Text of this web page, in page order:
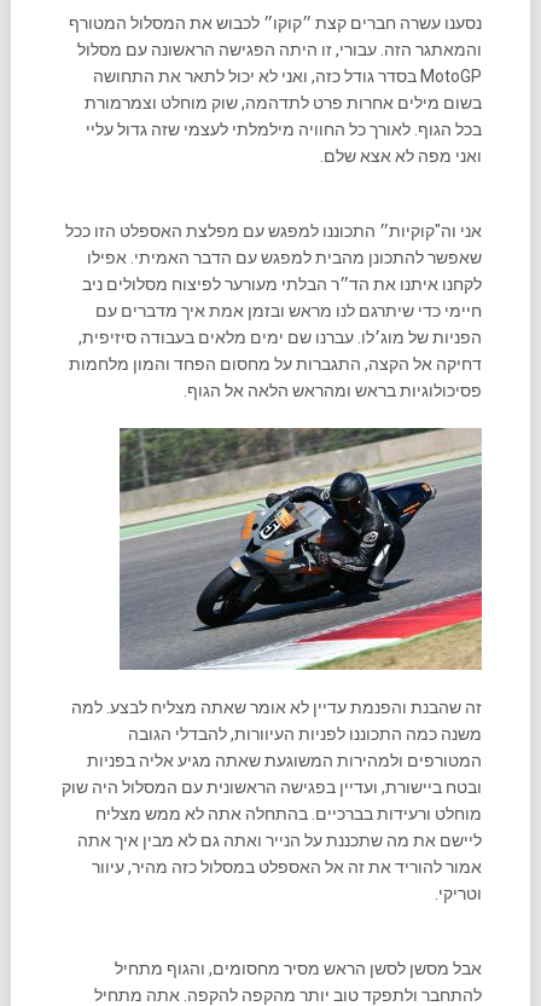
נסענו עשרה חברים קצת ״קוקו״ לכבוש את המסלול המטורף
והמאתגר הזה. עבורי, זו היתה הפגישה הראשונה עם מסלול
MotoGP בסדר גודל כזה, ואני לא יכול לתאר את התחושה
בשום מילים אחרות פרט לתדהמה, שוק מוחלט וצמרמורת
בכל הגוף. לאורך כל החוויה מילמלתי לעצמי שזה גדול עליי
ואני מפה לא אצא שלם.
אני וה"קוקיות״ התכוננו למפגש עם מפלצת האספלט הזו ככל
שאפשר להתכונן מהבית למפגש עם הדבר האמיתי. אפילו
לקחנו איתנו את הד״ר הבלתי מעורער לפיצוח מסלולים ניב
חיימי כדי שיתרגם לנו מראש ובזמן אמת איך מדברים עם
הפניות של מוג׳לו. עברנו שם ימים מלאים בעבודה סיזיפית,
דחיקה אל הקצה, התגברות על מחסום הפחד והמון מלחמות
פסיכולוגיות בראש ומהראש הלאה אל הגוף.
זה שהבנת והפנמת עדיין לא אומר שאתה מצליח לבצע. למה
משנה כמה התכוננו לפניות העיוורות, להבדלי הגובה
המטורפים ולמהירות המשוגעת שאתה מגיע אליה בפניות
ובטח ביישורת, ועדיין בפגישה הראשונית עם המסלול היה שוק
מוחלט ורעידות בברכיים. בהתחלה אתה לא ממש מצליח
ליישם את מה שתכננת על הנייר ואתה גם לא מבין איך אתה
אמור להוריד את זה אל האספלט במסלול כזה מהיר, עיוור
וטריקי.
אבל מסשן לסשן הראש מסיר מחסומים, והגוף מתחיל
להתחבר ולתפקד טוב יותר מהקפה להקפה. אתה מתחיל